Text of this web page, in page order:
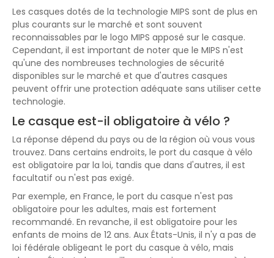
Les casques dotés de la technologie MIPS sont de plus en
plus courants sur le marché et sont souvent
reconnaissables par le logo MIPS apposé sur le casque.
Cependant, il est important de noter que le MIPS n'est
qu'une des nombreuses technologies de sécurité
disponibles sur le marché et que d'autres casques
peuvent offrir une protection adéquate sans utiliser cette
technologie.
Le casque est-il obligatoire à vélo ?
La réponse dépend du pays ou de la région où vous vous
trouvez. Dans certains endroits, le port du casque à vélo
est obligatoire par la loi, tandis que dans d'autres, il est
facultatif ou n'est pas exigé.
Par exemple, en France, le port du casque n'est pas
obligatoire pour les adultes, mais est fortement
recommandé. En revanche, il est obligatoire pour les
enfants de moins de 12 ans. Aux États-Unis, il n'y a pas de
loi fédérale obligeant le port du casque à vélo, mais